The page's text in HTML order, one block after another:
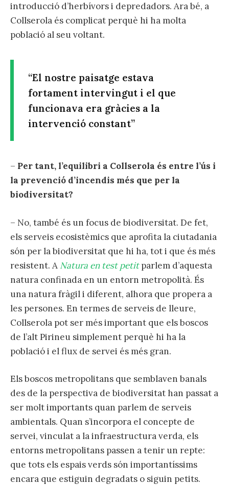
introducció d’herbívors i depredadors. Ara bé, a
Collserola és complicat perquè hi ha molta
població al seu voltant.
“El nostre paisatge estava
fortament intervingut i el que
funcionava era gràcies a la
intervenció constant”
– Per tant, l’equilibri a Collserola és entre l’ús i
la prevenció d’incendis més que per la
biodiversitat?
– No, també és un focus de biodiversitat. De fet,
els serveis ecosistèmics que aprofita la ciutadania
són per la biodiversitat que hi ha, tot i que és més
resistent. A Natura en test petitparlem d’aquesta
natura confinada en un entorn metropolità. És
una natura fràgil i diferent, alhora que propera a
les persones. En termes de serveis de lleure,
Collserola pot ser més important que els boscos
de l’alt Pirineu simplement perquè hi ha la
població i el flux de servei és més gran.
Els boscos metropolitans que semblaven banals
des de la perspectiva de biodiversitat han passat a
ser molt importants quan parlem de serveis
ambientals. Quan s’incorpora el concepte de
servei, vinculat a la infraestructura verda, els
entorns metropolitans passen a tenir un repte:
que tots els espais verds són importantíssims
encara que estiguin degradats o siguin petits.